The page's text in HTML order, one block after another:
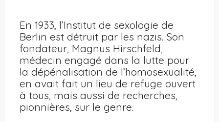
En 1933, l’Institut de sexologie de
Berlin est détruit par les nazis. Son
fondateur, Magnus Hirschfeld,
médecin engagé dans la lutte pour
la dépénalisation de l’homosexualité,
en avait fait un lieu de refuge ouvert
à tous, mais aussi de recherches,
pionnières, sur le genre.